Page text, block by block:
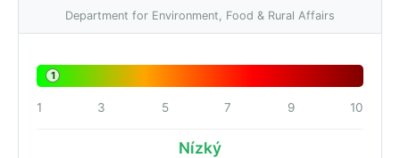
Department for Environment, Food & Rural Affairs
1
1 3 5 7 9 10
Nízký